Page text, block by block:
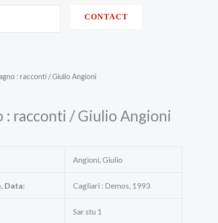
CONTACT
: racconti / Giulio Angioni
: racconti / Giulio Angioni
Angioni, Giulio
Data: Cagliari : Demos, 1993
Sar stu 1